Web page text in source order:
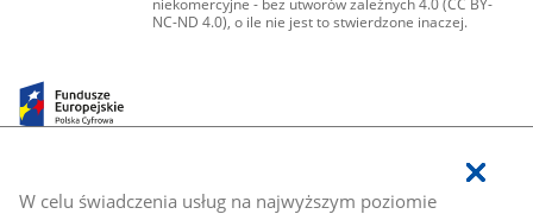
W celu świadczenia usług na najwyższym poziomie
niekomercyjne - bez utworów zależnych 4.0 (CC BY-
NC-ND 4.0), o ile nie jest to stwierdzone inaczej.